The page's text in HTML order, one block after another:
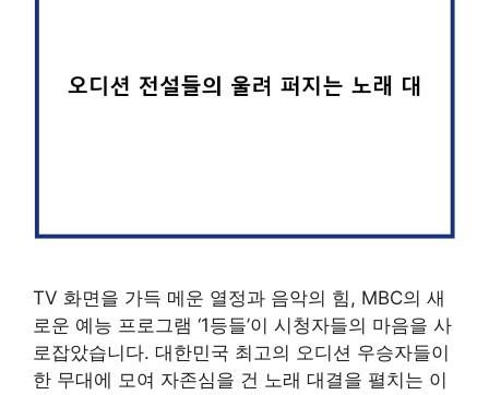
TV 화면을 가득 메운 열정과 음악의 힘, MBC의 새
로운 예능 프로그램 ‘1등들’이 시청자들의 마음을 사
로잡았습니다. 대한민국 최고의 오디션 우승자들이
한 무대에 모여 자존심을 건 노래 대결을 펼치는 이